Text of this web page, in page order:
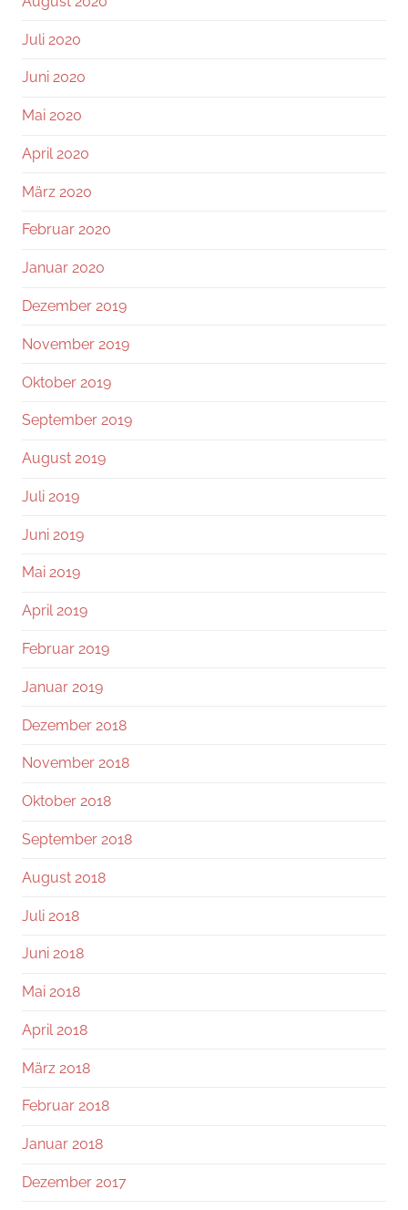
Juli 2020
Juni 2020
Mai 2020
April 2020
März 2020
Februar 2020
Januar 2020
Dezember 2019
November 2019
Oktober 2019
September 2019
August 2019
Juli 2019
Juni 2019
Mai 2019
April 2019
Februar 2019
Januar 2019
Dezember 2018
November 2018
Oktober 2018
September 2018
August 2018
Juli 2018
Juni 2018
Mai 2018
April 2018
März 2018
Februar 2018
Januar 2018
Dezember 2017